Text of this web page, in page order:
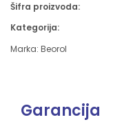
Šifra proizvoda:
Kategorija:
Marka: Beorol
Garancija